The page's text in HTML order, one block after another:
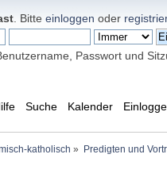
. Bitteeinloggen oder
Passwort und
Suche Kalender
katholisch » Predigten und